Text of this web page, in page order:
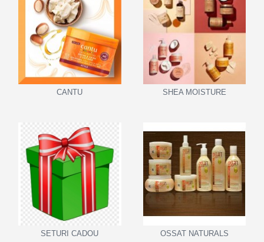
CANTU SHEA MOISTURE
SETURI CADOU OSSAT NATURALS